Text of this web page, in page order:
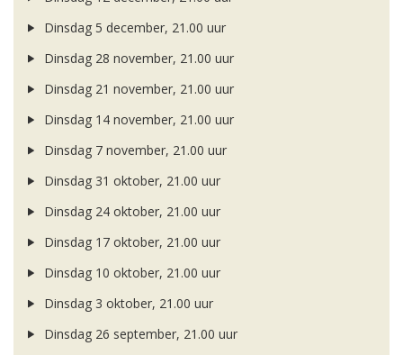
Dinsdag 5 december, 21.00 uur
Dinsdag 28 november, 21.00 uur
Dinsdag 21 november, 21.00 uur
Dinsdag 14 november, 21.00 uur
Dinsdag 7 november, 21.00 uur
Dinsdag 31 oktober, 21.00 uur
Dinsdag 24 oktober, 21.00 uur
Dinsdag 17 oktober, 21.00 uur
Dinsdag 10 oktober, 21.00 uur
Dinsdag 3 oktober, 21.00 uur
Dinsdag 26 september, 21.00 uur